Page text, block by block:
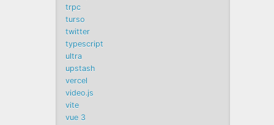
trpc
turso
twitter
typescript
ultra
upstash
vercel
video.js
vite
vue 3